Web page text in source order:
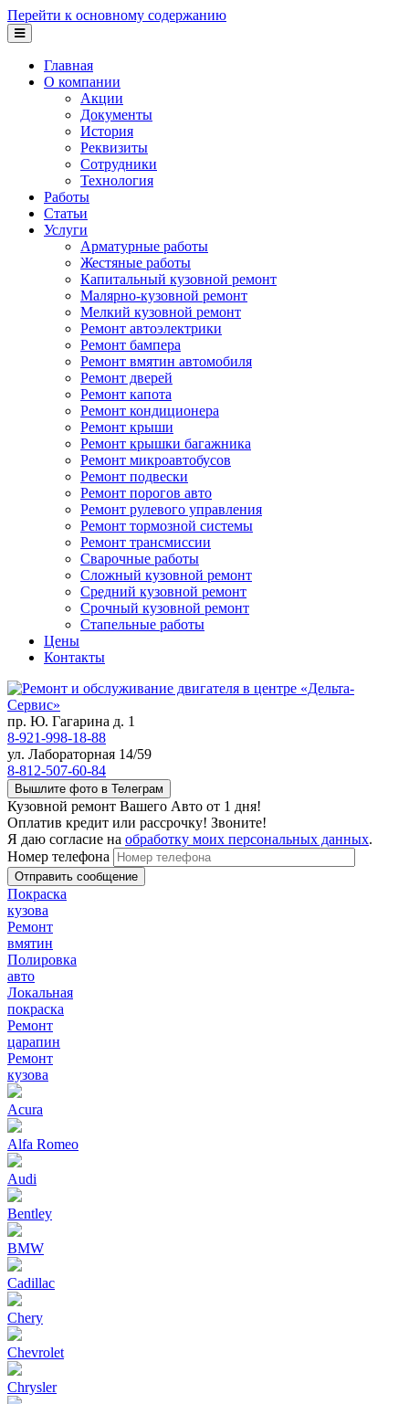
Перейти к основному содержанию
Главная
О компании
Акции
Документы
История
Реквизиты
Сотрудники
Технология
Работы
Статьи
Услуги
Арматурные работы
Жестяные работы
Капитальный кузовной ремонт
Малярно-кузовной ремонт
Мелкий кузовной ремонт
Ремонт автоэлектрики
Ремонт бампера
Ремонт вмятин автомобиля
Ремонт дверей
Ремонт капота
Ремонт кондиционера
Ремонт крыши
Ремонт крышки багажника
Ремонт микроавтобусов
Ремонт подвески
Ремонт порогов авто
Ремонт рулевого управления
Ремонт тормозной системы
Ремонт трансмиссии
Сварочные работы
Сложный кузовной ремонт
Средний кузовной ремонт
Срочный кузовной ремонт
Стапельные работы
Цены
Контакты
пр. Ю. Гагарина д. 1
8-921-998-18-88
ул. Лабораторная 14/59
8-812-507-60-84
Вышлите фото в Телеграм
Кузовной ремонт Вашего Авто от 1 дня!
Оплатив кредит или рассрочку! Звоните!
Я даю согласие на обработку моих персональных данных.
Номер телефона
Покраска
кузова
Ремонт
вмятин
Полировка
авто
Локальная
покраска
Ремонт
царапин
Ремонт
кузова
Acura
Alfa Romeo
Audi
Bentley
BMW
Cadillac
Chery
Chevrolet
Chrysler